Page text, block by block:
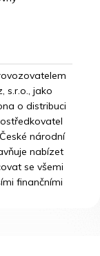
s.r.o., jako
o distribuci
národní
nabízet
se všemi
finančními